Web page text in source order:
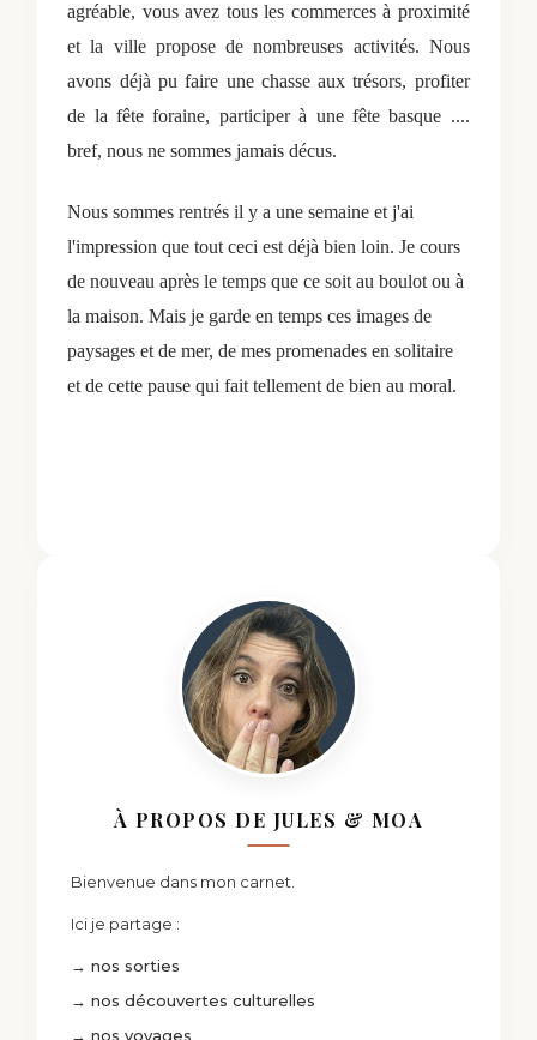
agréable, vous avez tous les commerces à proximité
et la ville propose de nombreuses activités. Nous
avons déjà pu faire une chasse aux trésors, profiter
de la fête foraine, participer à une fête basque ....
bref, nous ne sommes jamais décus.
Nous sommes rentrés il y a une semaine et j'ai
l'impression que tout ceci est déjà bien loin. Je cours
de nouveau après le temps que ce soit au boulot ou à
la maison. Mais je garde en temps ces images de
paysages et de mer, de mes promenades en solitaire
et de cette pause qui fait tellement de bien au moral.
À PROPOS DE JULES & MOA
Bienvenue dans mon carnet.
Ici je partage :
→ nos sorties
→ nos découvertes culturelles
→ nos voyages